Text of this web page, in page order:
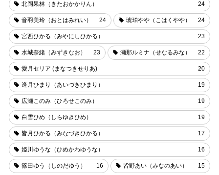
北岡果林（きたおかかりん） 24
音羽美玲（おとはみれい） 24 琥珀やや（こはくやや） 24
宮西ひかる（みやにしひかる） 23
水城奈緒（みずきなお） 23 瀬那ルミナ（せなるみな） 22
愛月セリア (まなつきせりあ) 20
逢月ひまり（あいづきひまり） 19
広瀬このみ（ひろせこのみ） 19
白雪ひめ（しらゆきひめ） 19
皆月ひかる（みなづきひかる） 17
姫川ゆうな（ひめかわゆうな） 16
篠田ゆう（しのだゆう） 16 皆野あい（みなのあい） 15